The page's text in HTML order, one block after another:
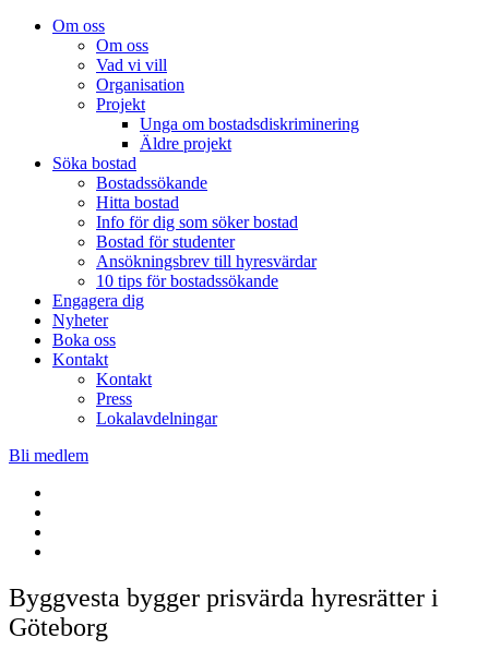
Om oss
Om oss
Vad vi vill
Organisation
Projekt
Unga om bostadsdiskriminering
Äldre projekt
Söka bostad
Bostadssökande
Hitta bostad
Info för dig som söker bostad
Bostad för studenter
Ansökningsbrev till hyresvärdar
10 tips för bostadssökande
Engagera dig
Nyheter
Boka oss
Kontakt
Kontakt
Press
Lokalavdelningar
Bli medlem
Byggvesta bygger prisvärda hyresrätter i
Göteborg